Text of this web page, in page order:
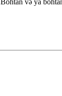
Böhtan və ya